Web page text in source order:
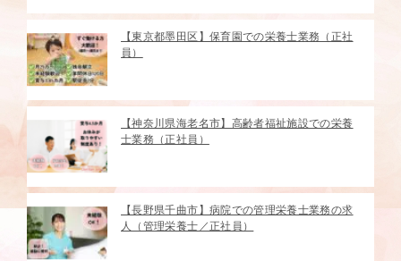
【東京都墨田区】保育園での栄養士業務（正社
員）
【神奈川県海老名市】高齢者福祉施設での栄養
士業務（正社員）
【長野県千曲市】病院での管理栄養士業務の求
人（管理栄養士／正社員）